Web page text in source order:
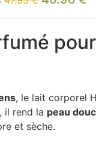
, le lait corporel
, il rend la peau
et sèche.